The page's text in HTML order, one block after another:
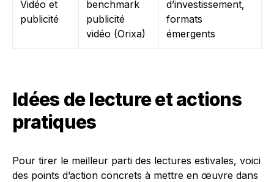
Vidéo et
publicité
benchmark
publicité
vidéo (Orixa)
d’investissement,
formats
émergents
Idées de lecture et actions
pratiques
Pour tirer le meilleur parti des lectures estivales, voici
des points d’action concrets à mettre en œuvre dans